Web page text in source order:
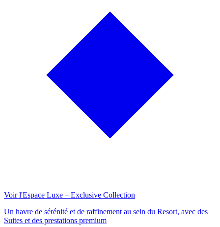
Voir l'Espace Luxe – Exclusive Collection
Un havre de sérénité et de raffinement au sein du Resort, avec des
Suites et des prestations premium